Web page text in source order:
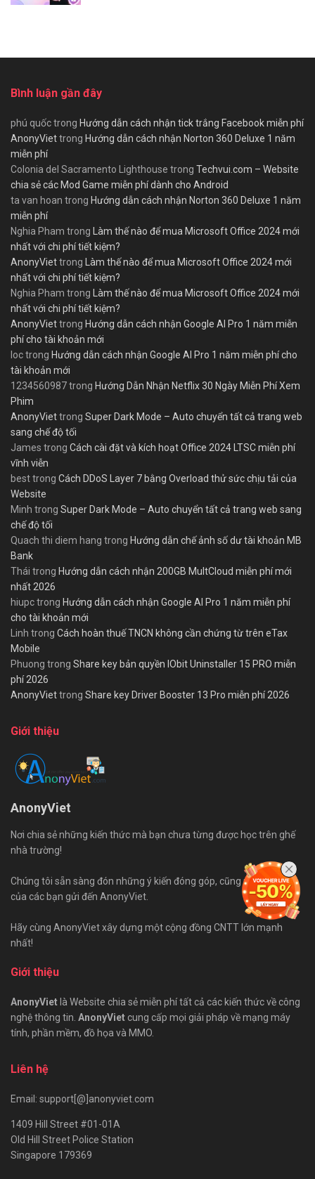
Bình luận gần đây
phú quốctrong Hướng dẫn cách nhận tick trắng Facebook miễn phí
AnonyViettrong Hướng dẫn cách nhận Norton 360 Deluxe 1 năm
miễn phí
Colonia del Sacramento Lighthouse trong Techvui.com – Website
chia sẻ các Mod Game miễn phí dành cho Android
ta van hoan trong Hướng dẫn cách nhận Norton 360 Deluxe 1 năm
miễn phí
Nghia Pham trong Làm thế nào để mua Microsoft Office 2024 mới
nhất với chi phí tiết kiệm?
AnonyViettrong Làm thế nào để mua Microsoft Office 2024 mới
nhất với chi phí tiết kiệm?
Nghia Pham trong Làm thế nào để mua Microsoft Office 2024 mới
nhất với chi phí tiết kiệm?
AnonyViettrong Hướng dẫn cách nhận Google AI Pro 1 năm miễn
phí cho tài khoản mới
loctrong Hướng dẫn cách nhận Google AI Pro 1 năm miễn phí cho
tài khoản mới
1234560987trong Hướng Dẫn Nhận Netflix 30 Ngày Miễn Phí Xem
Phim
AnonyViettrong Super Dark Mode – Auto chuyển tất cả trang web
sang chế độ tối
James trong Cách cài đặt và kích hoạt Office 2024 LTSC miễn phí
vĩnh viễn
besttrong Cách DDoS Layer 7 bằng Overload thử sức chịu tải của
Website
Minh trong Super Dark Mode – Auto chuyển tất cả trang web sang
chế độ tối
Quach thi diem hang trong Hướng dẫn chế ảnh số dư tài khoản MB
Bank
Thái trong Hướng dẫn cách nhận 200GB MultCloud miễn phí mới
nhất 2026
hiupctrong Hướng dẫn cách nhận Google AI Pro 1 năm miễn phí
cho tài khoản mới
Linh trong Cách hoàn thuế TNCN không cần chứng từ trên eTax
Mobile
Phuong trong Share key bản quyền IObit Uninstaller 15 PRO miễn
phí 2026
AnonyViettrong Share key Driver Booster 13 Pro miễn phí 2026
Giới thiệu
AnonyViet
Nơi chia sẻ những kiến thức mà bạn chưa từng được học trên ghế
nhà trường!
Chúng tôi sẵn sàng đón những ý kiến đóng góp, cũng như bài viết
của các bạn gửi đến AnonyViet.
Hãy cùng AnonyViet xây dựng một cộng đồng CNTT lớn mạnh
nhất!
Giới thiệu
AnonyVietlà Website chia sẻ miễn phí tất cả các kiến thức về công
nghệ thông tin. AnonyViet cung cấp mọi giải pháp về mạng máy
tính, phần mềm, đồ họa và MMO.
Liên hệ
Email: support[@]anonyviet.com
1409 Hill Street #01-01A
Old Hill Street Police Station
Singapore 179369